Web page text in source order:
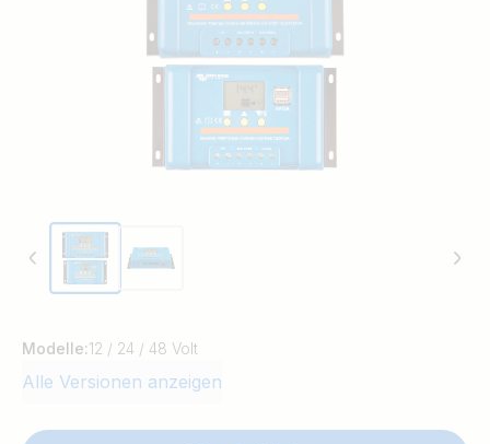
Modelle:12 / 24 / 48 Volt
Alle Versionen anzeigen